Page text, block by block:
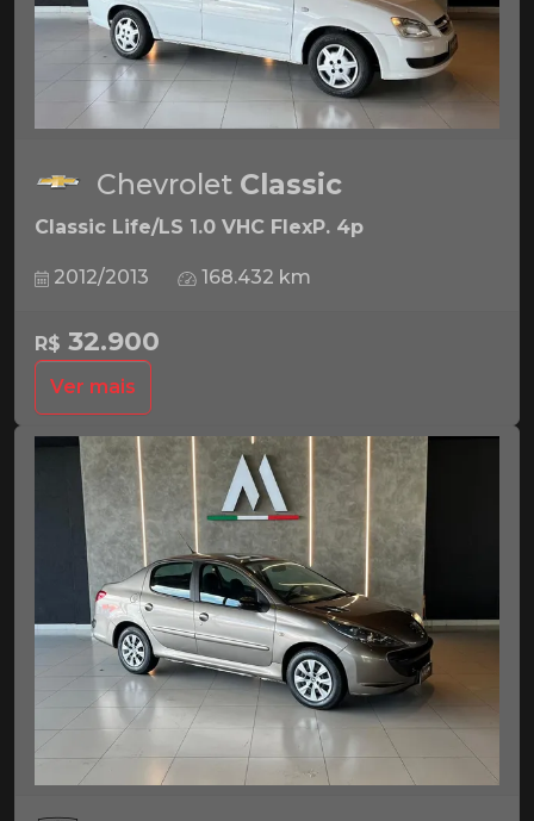
Chevrolet Classic
Classic Life/LS 1.0 VHC FlexP. 4p
2012/2013 168.432 km
R$ 32.900
Ver mais